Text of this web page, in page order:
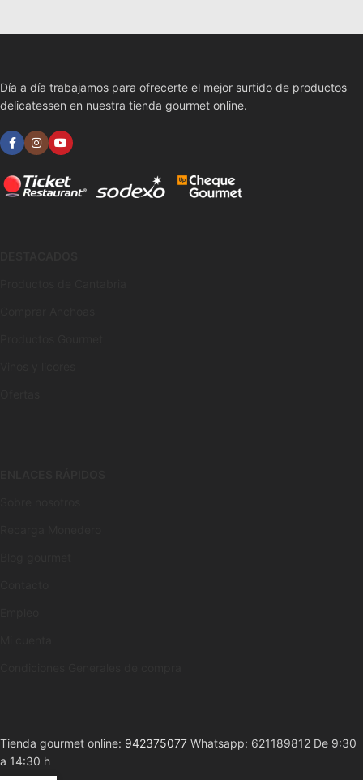
Día a día trabajamos para ofrecerte el mejor surtido de productos
delicatessen en nuestra tienda gourmet online.
Tienda gourmet online: 942375077 Whatsapp: 621189812 De 9:30
a 14:30 h